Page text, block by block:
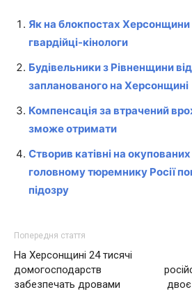
Як на блокпостах
гвардійці-кінологи
Будівельники з Рівненщини
запланованого на Херсонщині
Компенсація за втрачений
зможе отримати
Створив катівні на
головному тюремнику Росії
підозру
Попередня стаття
На Херсонщині 24 тисячі
домогосподарств
забезпечать дровами
двоє